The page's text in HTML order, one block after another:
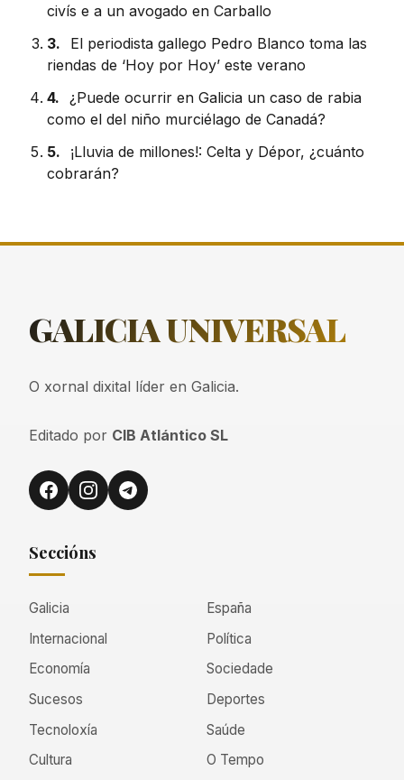
civís e a un avogado en Carballo
3.
El periodista gallego Pedro Blanco toma las
riendas de ‘Hoy por Hoy’ este verano
4. ¿Puede ocurrir en Galicia un caso de rabia
como el del niño murciélago de Canadá?
5.
¡Lluvia de millones!: Celta y Dépor, ¿cuánto
cobrarán?
GALICIAUNIVERSAL
O xornal dixital líder en Galicia.
Editado por CIB Atlántico SL
Seccións
Galicia
España
Internacional
Política
Economía
Sociedade
Sucesos
Deportes
Tecnoloxía
Saúde
Cultura
O Tempo